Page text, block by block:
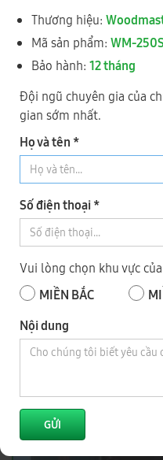
Thương hiệu:
Mã sản phẩm: WM-250S
Bảo hành: 12 tháng
Đội ngũ chuyên gia của
gian sớm nhất.
Họ và tên *
Số điện thoại *
Vui lòng chọn khu vực
MIỀN BẮC
Nội dung
GỬI
MÁY CHÀ NHÁM CẠNH
Hệ thống
ĐẠI PHÚC
TP HÀ NỘI